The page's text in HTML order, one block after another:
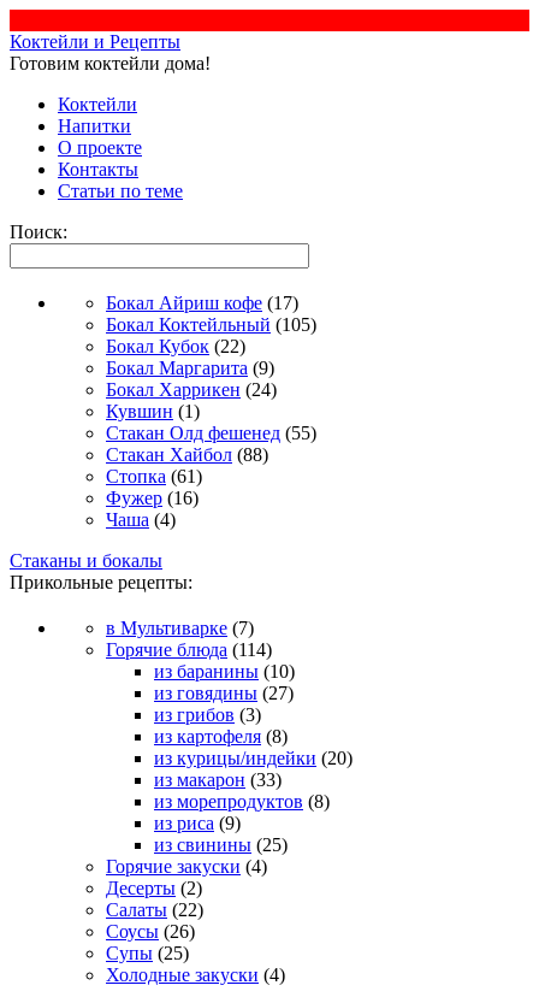
Коктейли и Рецепты
Готовим коктейли дома!
Коктейли
Напитки
О проекте
Контакты
Статьи по теме
Поиск:
Бокал Айриш кофе (17)
Бокал Коктейльный (105)
Бокал Кубок (22)
Бокал Маргарита (9)
Бокал Харрикен (24)
Кувшин (1)
Стакан Олд фешенед (55)
Стакан Хайбол (88)
Стопка (61)
Фужер (16)
Чаша (4)
Стаканы и бокалы
Прикольные рецепты:
в Мультиварке (7)
Горячие блюда (114)
из баранины (10)
из говядины (27)
из грибов (3)
из картофеля (8)
из курицы/индейки (20)
из макарон (33)
из морепродуктов (8)
из риса (9)
из свинины (25)
Горячие закуски (4)
Десерты (2)
Салаты (22)
Соусы (26)
Супы (25)
Холодные закуски (4)